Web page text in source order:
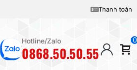
Thanh toán
Hotline/Zalo
0868.50.50.55
0